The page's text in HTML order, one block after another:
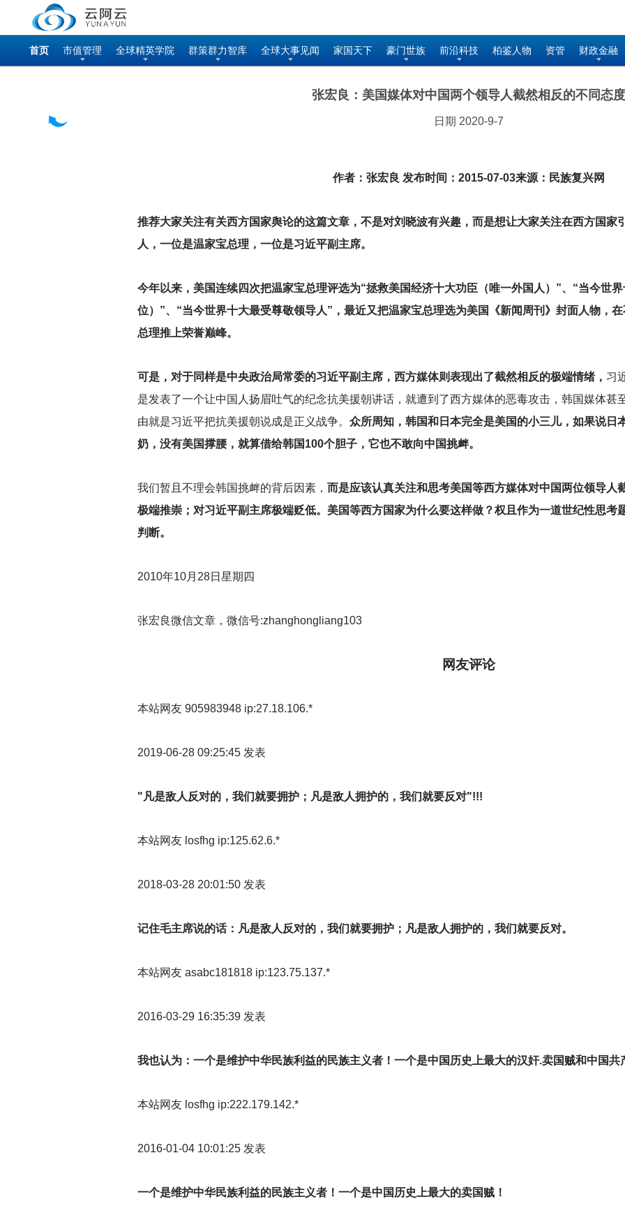
首页 市值管理 全球精英学院 群策群力智库 全球大事见闻 家国天下 豪门世族 前沿科技 柏鉴人物 资管 财政金融
张宏良：美国媒体对中国两个领导人截然相反的不同态度
日期 2020-9-7
作者：张宏良 发布时间：2015-07-03来源：民族复兴网
推荐大家关注有关西方国家舆论的这篇文章，不是对刘晓波有兴趣，而是想让大家关注在西方国家
人，一位是温家宝总理，一位是习近平副主席。
今年以来，美国连续四次把温家宝总理评选为“拯救美国经济十大功臣（唯一外国人）”、“当今世
位）”、“当今世界十大最受尊敬领导人”，最近又把温家宝总理选为美国《新闻周刊》封面人物，
总理推上荣誉巅峰。
可是，对于同样是中央政治局常委的习近平副主席，西方媒体则表现出了截然相反的极端情绪， 习
是发表了一个让中国人扬眉吐气的纪念抗美援朝讲话，就遭到了西方媒体的恶毒攻击，韩国媒体甚
由就是习近平把抗美援朝说成是正义战争。 众所周知，韩国和日本完全是美国的小三儿，如果说日
奶，没有美国撑腰，就算借给韩国100个胆子，它也不敢向中国挑衅。
我们暂且不理会韩国挑衅的背后因素， 而是应该认真关注和思考美国等西方媒体对中国两位领导人
极端推崇；对习近平副主席极端贬低。美国等西方国家为什么要这样做？权且作为一道世纪性思考
判断。
2010年10月28日星期四
张宏良微信文章，微信号:zhanghongliang103
网友评论
本站网友 905983948 ip:27.18.106.*
2019-06-28 09:25:45 发表
" 凡是敌人反对的，我们就要拥护；凡是敌人拥护的，我们就要反对"!!!
本站网友 losfhg ip:125.62.6.*
2018-03-28 20:01:50 发表
记住毛主席说的话：凡是敌人反对的，我们就要拥护；凡是敌人拥护的，我们就要反对。
本站网友 asabc181818 ip:123.75.137.*
2016-03-29 16:35:39 发表
我也认为：一个是维护中华民族利益的民族主义者！一个是中国历史上最大的汉奸.卖国贼和中国共
本站网友 losfhg ip:222.179.142.*
2016-01-04 10:01:25 发表
一个是维护中华民族利益的民族主义者！一个是中国历史上最大的卖国贼！